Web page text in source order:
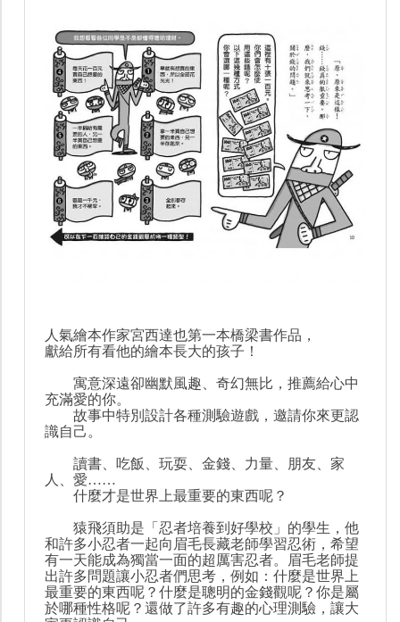
人氣繪本作家宮西達也第一本橋梁書作品，
獻給所有看他的繪本長大的孩子！
寓意深遠卻幽默風趣、奇幻無比，推薦給心中
充滿愛的你。
故事中特別設計各種測驗遊戲，邀請你來更認
識自己。
讀書、吃飯、玩耍、金錢、力量、朋友、家
人、愛……
什麼才是世界上最重要的東西呢？
猿飛須助是「忍者培養到好學校」的學生，他
和許多小忍者一起向眉毛長藏老師學習忍術，希望
有一天能成為獨當一面的超厲害忍者。眉毛老師提
出許多問題讓小忍者們思考，例如：什麼是世界上
最重要的東西呢？什麼是聰明的金錢觀呢？你是屬
於哪種性格呢？還做了許多有趣的心理測驗，讓大